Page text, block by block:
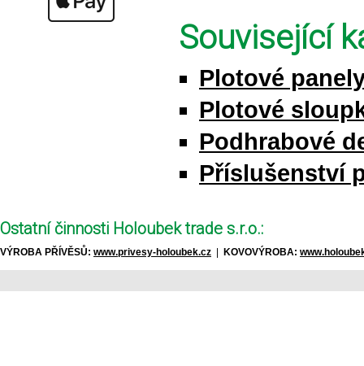
Související
Plotové
Plotové
Podhrabové
Příslušenství
Ostatní činnosti Holoubek trade s.r.o.:
VÝROBA PŘÍVĚSŮ: www.privesy-holoubek.cz KOVOVÝROBA: